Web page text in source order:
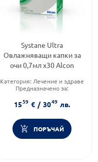
Systane Ultra
Овлажняващи капки за
очи 0,7мл х30 Alcon
Категория: Лечение и здраве
Предназначено за:
Форма на продукта:капки
1559 € / 3049 лв.
ПОРЪЧАЙ